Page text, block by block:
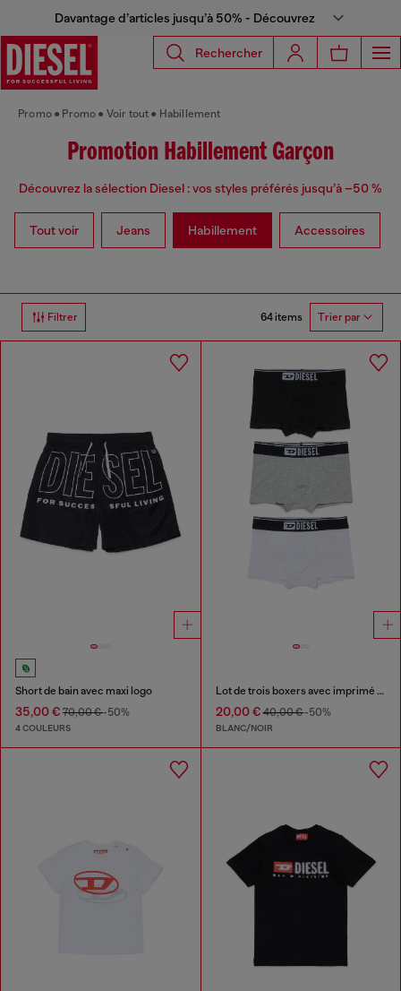
Davantage d’articles jusqu’à 50% - Découvrez
Rechercher
Promo Promo Voir tout Habillement
Promotion Habillement Garçon
Découvrez la sélection Diesel : vos styles préférés jusqu’à –50 %
Tout voir Jeans Habillement Accessoires
Filtrer 64 items Trier par
Short de bain avec maxi logo
35,00 € 70,00 €-50%
4 COULEURS
Lot de trois boxers avec imprimé au dos
20,00 €40,00 €-50%
BLANC/NOIR